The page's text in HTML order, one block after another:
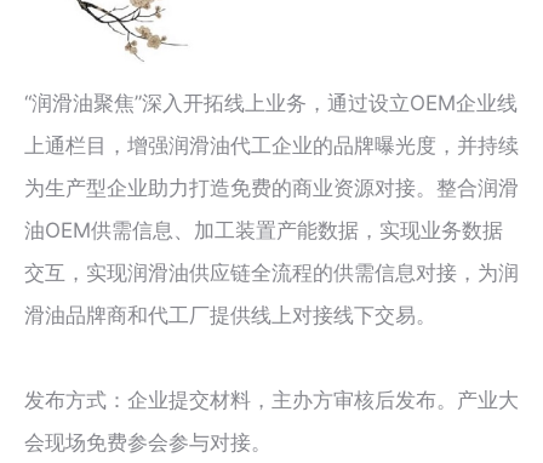
“润滑油聚焦”深入开拓线上业务，通过设立OEM企业线
上通栏目，增强润滑油代工企业的品牌曝光度，并持续
为生产型企业助力打造免费的商业资源对接。整合润滑
油OEM供需信息、加工装置产能数据，实现业务数据
交互，实现润滑油供应链全流程的供需信息对接，为润
滑油品牌商和代工厂提供线上对接线下交易。
发布方式：企业提交材料，主办方审核后发布。产业大
会现场免费参会参与对接。